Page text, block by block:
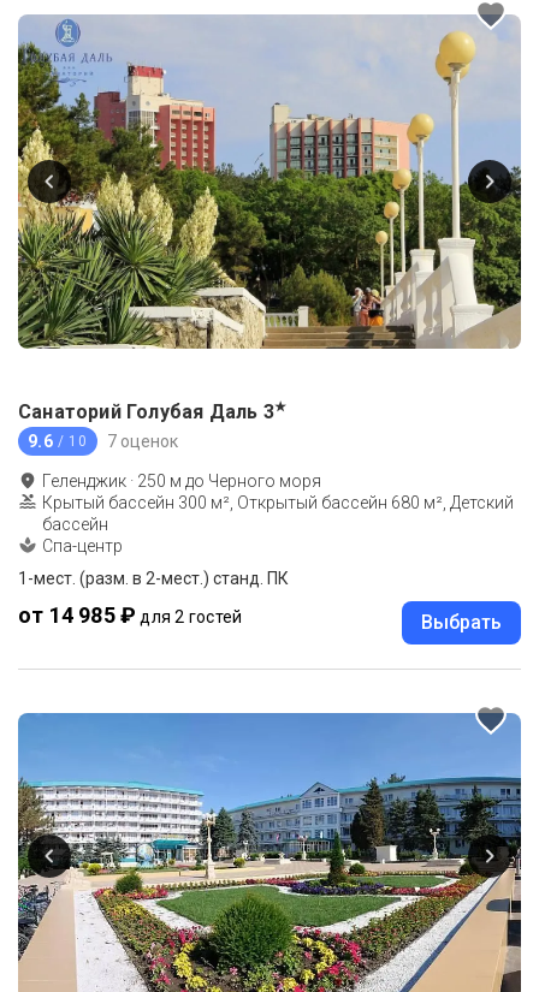
Санаторий Голубая Даль 3★
9.6 / 10 7 оценок
Геленджик · 250 м до Черного моря
Крытый бассейн 300 м², Открытый бассейн 680 м², Детский
бассейн
Спа-центр
1-мест. (разм. в 2-мест.) станд. ПК
от 14 985 ₽ для 2 гостей Выбрать